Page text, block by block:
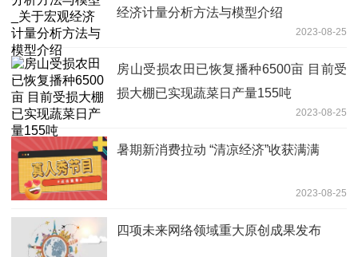
经济计量分析方法与模型介绍
2023-08-25
房山受损农田已恢复播种6500亩 目前受
损大棚已实现蔬菜日产量155吨
2023-08-25
暑期新消费拉动 “清凉经济”收获满满
2023-08-25
四项未来网络领域重大原创成果发布